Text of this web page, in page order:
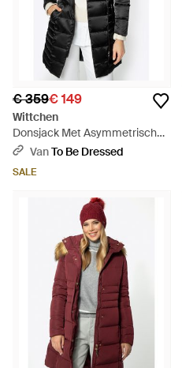
€ 359€ 149
Wittchen
Donsjack Met Asymmetrische
Sluiting Nylon - Zwart
VanTo Be Dressed
SALE